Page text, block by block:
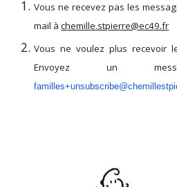
Vous ne recevez pas les
mail àchemille.stpierre@ec49.fr
Vous ne voulez plus recevoir
Envoyez un